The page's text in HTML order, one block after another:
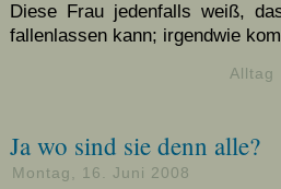
Diese Frau jedenfalls weiß,
fallenlassen kann; irgendwie
Alltag
Ja wo sind sie denn alle?
Montag, 16. Juni 2008